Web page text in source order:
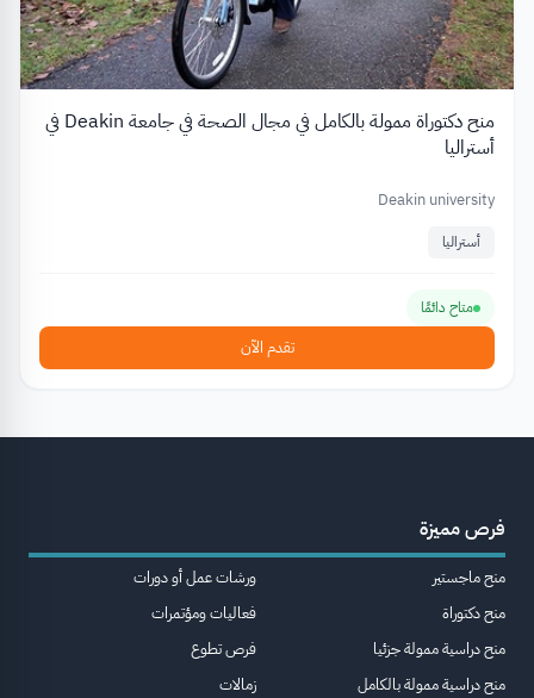
منح دكتوراة ممولة بالكامل في مجال الصحة في جامعة Deakin في
أستراليا
Deakin university
أستراليا
متاح دائمًا
تقدم الآن
فرص مميزة
منح ماجستير
منح دكتوراة
منح دراسية ممولة جزئيا
منح دراسية ممولة بالكامل
ورشات عمل أو دورات
فعاليات ومؤتمرات
فرص تطوع
زمالات